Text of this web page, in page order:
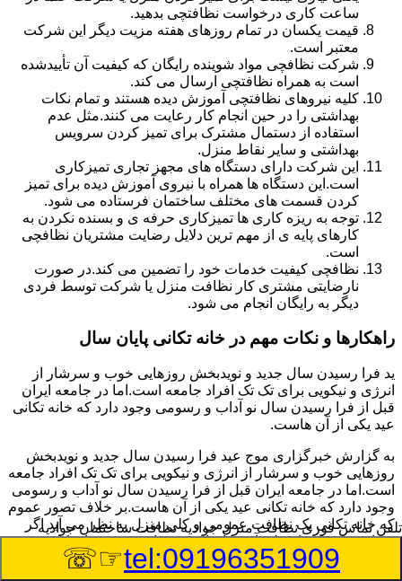
ساعت کاری درخواست نظافتچی بدهید.
قیمت یکسان در تمام روزهای هفته مزیت دیگر این شرکت
معتبر است.
شرکت نظافچی مواد شوینده رایگان که کیفیت آن تأییدشده
است به همراه نظافتچی ارسال می کند.
کلیه نیروهای نظافتچی آموزش دیده هستند و تمام نکات
بهداشتی را در حین انجام کار رعایت می کنند.مثل عدم
استفاده از دستمال مشترک برای تمیز کردن سرویس
بهداشتی و سایر نقاط منزل.
این شرکت دارای دستگاه های مجهز تجاری تمیزکاری
است.این دستگاه ها همراه با نیروی آموزش دیده برای تمیز
کردن قسمت های مختلف ساختمان فرستاده می شود.
توجه به ریزه کاری ها تمیزکاری حرفه ی و بسنده نکردن به
کارهای پایه ی از مهم ترین دلایل رضایت مشتریان نظافچی
است.
نظافچی کیفیت خدمات خود را تضمین می کند.در صورت
نارضایتی مشتری کار نظافت منزل یا شرکت توسط فردی
دیگر به رایگان انجام می شود.
راهکارها و نکات مهم در خانه تکانی پایان سال
ید فرا رسیدن سال جدید و نویدبخش روزهایی خوب و سرشار از
انرژی و نیکویی برای تک تک افراد جامعه است.اما در جامعه ایران
قبل از فرا رسیدن سال نو آداب و رسومی وجود دارد که خانه تکانی
عید یکی از آن هاست.
به گزارش خبرگزاری موج عید فرا رسیدن سال جدید و نویدبخش
روزهایی خوب و سرشار از انرژی و نیکویی برای تک تک افراد جامعه
است.اما در جامعه ایران قبل از فرا رسیدن سال نو آداب و رسومی
وجود دارد که خانه تکانی عید یکی از آن هاست.بر خلاف تصور عموم
که خانه تکانی یک نظافت عمومی و کلی منزل به نظر می آید اگر
بخواهیم به طور اصولی آن را انجام دهیم باید به برخی از نکات توجه
بیشتر داشته باشیم.
تلفن تماس فورینظافت منزل جوادیه نظافت ساختمان جوادیه
tel:09196351909
☞☏